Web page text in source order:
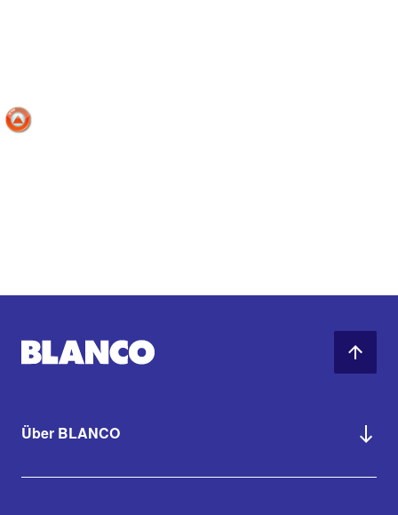
Über BLANCO